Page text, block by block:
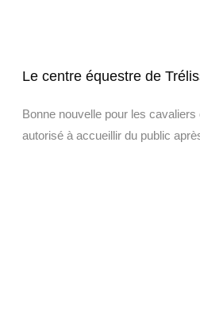
Le centre équestre de
Bonne nouvelle pour les
autorisé à accueillir du public